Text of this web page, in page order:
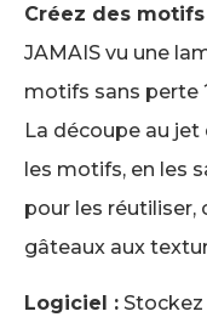
Créez des
JAMAIS vu une
motifs sans perte
La découpe au jet
les motifs, en les
pour les réutiliser,
gâteaux aux
Logiciel :